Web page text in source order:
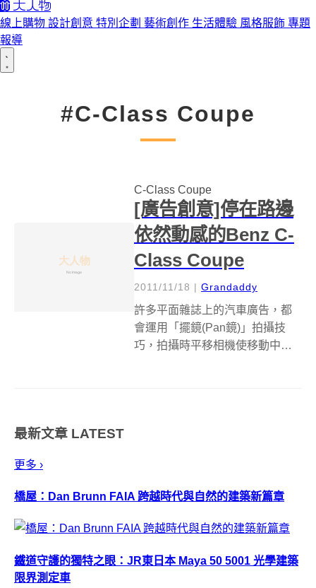
線上購物 設計創意 特別企劃 藝術創作 生活體驗 風格服飾 專題
報導
#C-Class Coupe
C-Class Coupe
[廣告創意]停在路邊
依然動感的Benz C-
Class Coupe
2011/11/18 | Grandaddy
許多平面雜誌上的汽車廣告，都
會運用「擺鏡(Pan鏡)」拍攝技
巧，拍攝時平移相機使移動中的
最新文章 LATEST
更多 ›
橋屋：Dan Brunn FAIA 跨越時代與自然的建築新篇章
鐵道守護的獨特之眼：JR東日本 Maya 50 5001 光學建築
限界測定車